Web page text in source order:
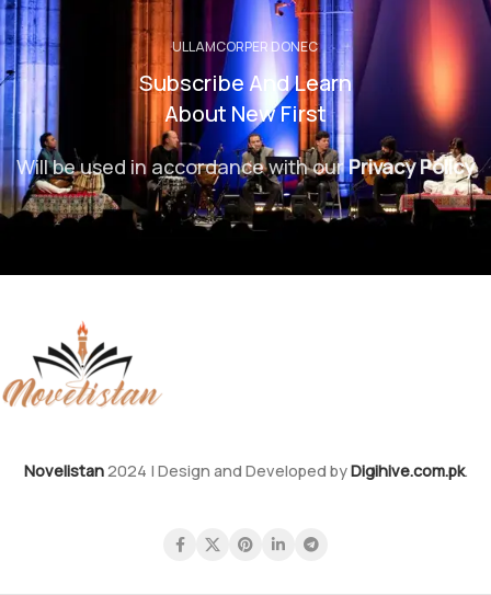
ULLAMCORPER DONEC
Subscribe And Learn
About New First
Will be used in accordance with ourPrivacy Policy
Novelistan2024 | Design and Developed byDigihive.com.pk.